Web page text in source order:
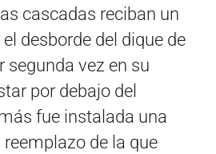
cascadas reciban un
desborde del dique de
segunda vez en su
por debajo del
fue instalada una
de la que